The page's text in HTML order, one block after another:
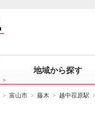
地域から探す
富山市 藤木 越中荏原駅